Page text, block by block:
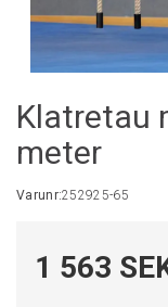
Klatretau
meter
Varunr:252925-65
1 563